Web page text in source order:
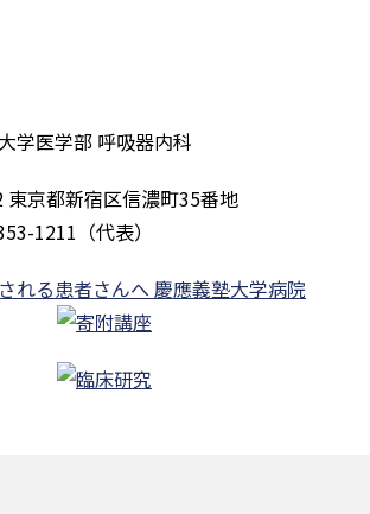
東京都新宿区信濃町35番地
1211（代表）